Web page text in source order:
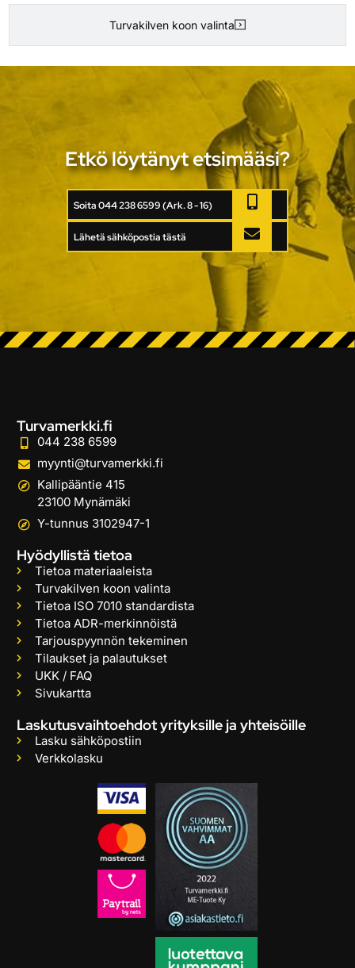
Turvakilven koon valinta
Etkö löytänyt etsimääsi?
Soita 044 238 6599 (Ark. 8 - 16)
Lähetä sähköpostia tästä
Turvamerkki.fi
044 238 6599
myynti@turvamerkki.fi
Kallipääntie 415
23100 Mynämäki
Y-tunnus 3102947-1
Hyödyllistä tietoa
Tietoa materiaaleista
Turvakilven koon valinta
Tietoa ISO 7010 standardista
Tietoa ADR-merkinnöistä
Tarjouspyynnön tekeminen
Tilaukset ja palautukset
UKK / FAQ
Sivukartta
Laskutusvaihtoehdot yrityksille ja yhteisöille
Lasku sähköpostiin
Verkkolasku